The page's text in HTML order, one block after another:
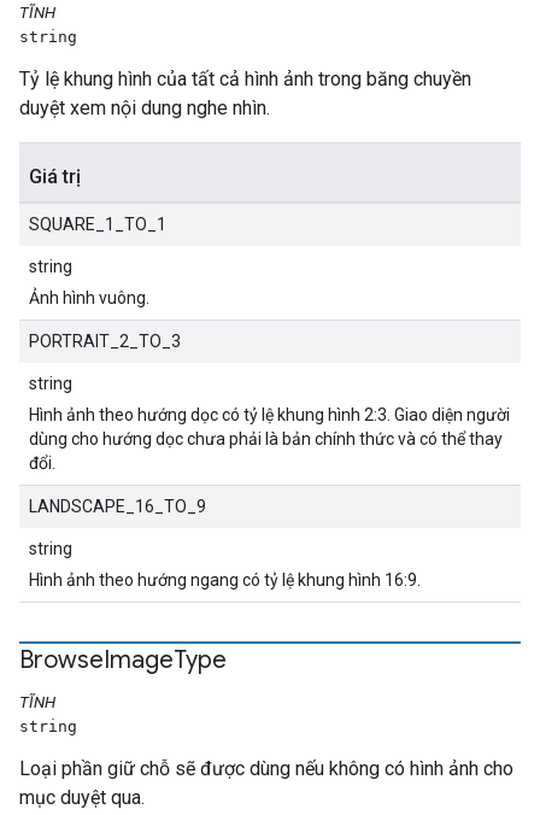
TĨNH
string
Tỷ lệ khung hình của tất cả hình ảnh trong băng chuyền
duyệt xem nội dung nghe nhìn.
Giá trị
SQUARE_1_TO_1
string
Ảnh hình vuông.
PORTRAIT_2_TO_3
string
Hình ảnh theo hướng dọc có tỷ lệ khung hình 2:3. Giao diện người
dùng cho hướng dọc chưa phải là bản chính thức và có thể thay
đổi.
LANDSCAPE_16_TO_9
string
Hình ảnh theo hướng ngang có tỷ lệ khung hình 16:9.
BrowseImageType
TĨNH
string
Loại phần giữ chỗ sẽ được dùng nếu không có hình ảnh cho
mục duyệt qua.